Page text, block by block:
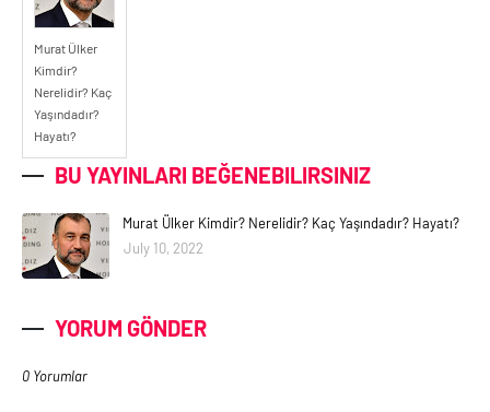
Murat Ülker
Kimdir?
Nerelidir? Kaç
Yaşındadır?
Hayatı?
BU YAYINLARI BEĞENEBILIRSINIZ
Murat Ülker Kimdir? Nerelidir? Kaç Yaşındadır? Hayatı?
July 10, 2022
YORUM GÖNDER
0 Yorumlar